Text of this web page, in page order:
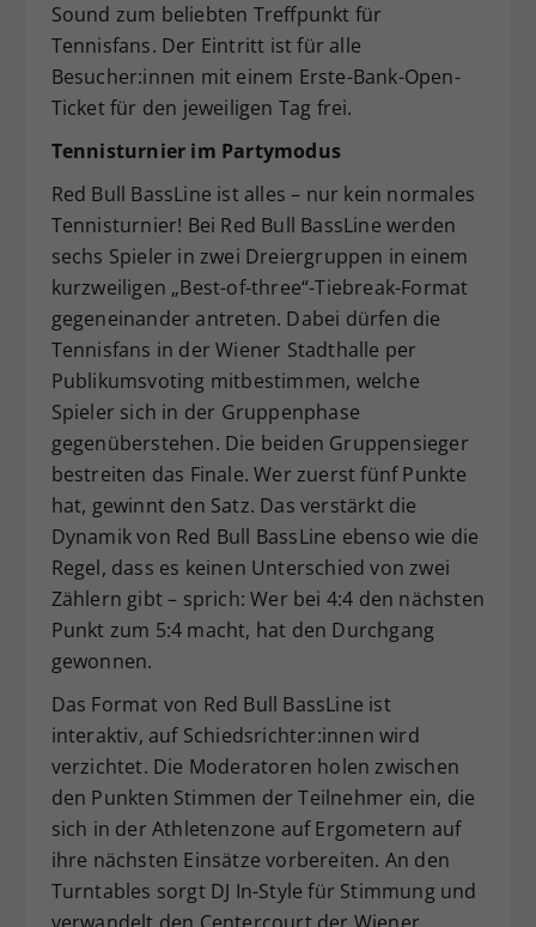
Sound zum beliebten Treffpunkt für
Tennisfans. Der Eintritt ist für alle
Besucher:innen mit einem Erste-Bank-Open-
Ticket für den jeweiligen Tag frei.
Tennisturnier im Partymodus
Red Bull BassLine ist alles – nur kein normales
Tennisturnier! Bei Red Bull BassLine werden
sechs Spieler in zwei Dreiergruppen in einem
kurzweiligen „Best-of-three“-Tiebreak-Format
gegeneinander antreten. Dabei dürfen die
Tennisfans in der Wiener Stadthalle per
Publikumsvoting mitbestimmen, welche
Spieler sich in der Gruppenphase
gegenüberstehen. Die beiden Gruppensieger
bestreiten das Finale. Wer zuerst fünf Punkte
hat, gewinnt den Satz. Das verstärkt die
Dynamik von Red Bull BassLine ebenso wie die
Regel, dass es keinen Unterschied von zwei
Zählern gibt – sprich: Wer bei 4:4 den nächsten
Punkt zum 5:4 macht, hat den Durchgang
gewonnen.
Das Format von Red Bull BassLine ist
interaktiv, auf Schiedsrichter:innen wird
verzichtet. Die Moderatoren holen zwischen
den Punkten Stimmen der Teilnehmer ein, die
sich in der Athletenzone auf Ergometern auf
ihre nächsten Einsätze vorbereiten. An den
Turntables sorgt DJ In-Style für Stimmung und